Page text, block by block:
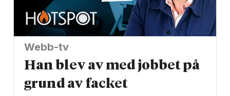
Webb-tv
Han blev av med jobbet på
grund av facket